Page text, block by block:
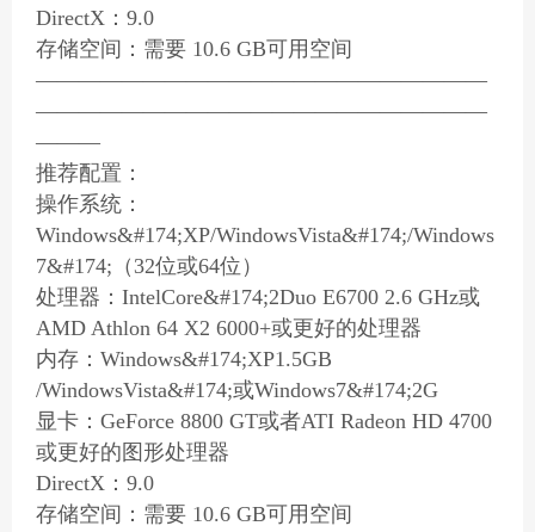
DirectX：9.0
存储空间：需要 10.6 GB可用空间
—————————————————————
—————————————————————
———
推荐配置：
操作系统：
Windows&#174;XP/WindowsVista&#174;/Windows
7&#174;（32位或64位）
处理器：IntelCore&#174;2Duo E6700 2.6 GHz或
AMD Athlon 64 X2 6000+或更好的处理器
内存：Windows&#174;XP1.5GB
/WindowsVista&#174;或Windows7&#174;2G
显卡：GeForce 8800 GT或者ATI Radeon HD 4700
或更好的图形处理器
DirectX：9.0
存储空间：需要 10.6 GB可用空间